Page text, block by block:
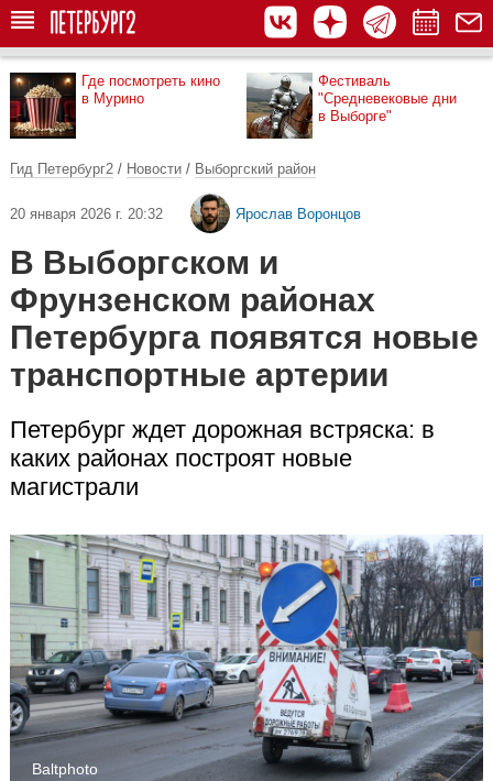
Где посмотреть кино
в Мурино
Фестиваль
"Средневековые дни
в Выборге"
Гид Петербург2 / Новости / Выборгский район
20 января 2026 г. 20:32 Ярослав Воронцов
В Выборгском и
Фрунзенском районах
Петербурга появятся новые
транспортные артерии
Петербург ждет дорожная встряска: в
каких районах построят новые
магистрали
Baltphoto